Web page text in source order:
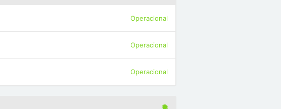
Operacional
Operacional
Operacional